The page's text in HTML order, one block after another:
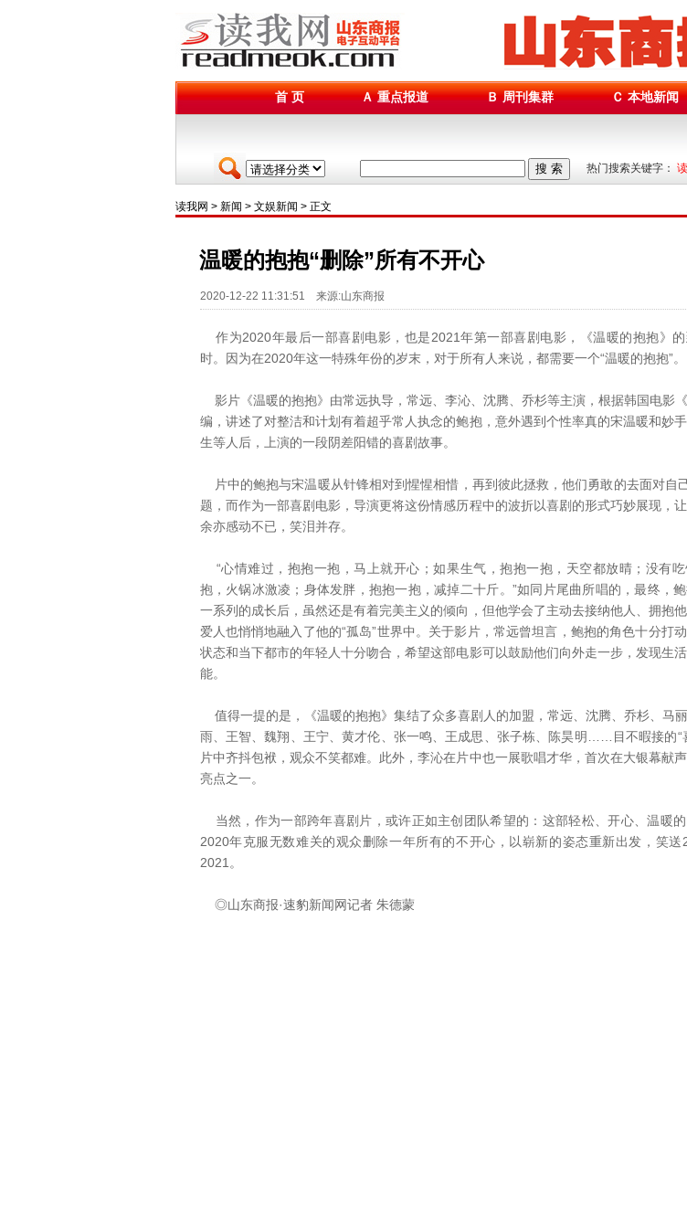
首 页 Ａ 重点报道 Ｂ 周刊集群 Ｃ 本地新闻
搜 索 热门搜索关键字：
读我网 > 新闻 > 文娱新闻 > 正文
温暖的抱抱“删除”所有不开心
2020-12-22 11:31:51 来源:山东商报
作为2020年最后一部喜剧电影，也是2021年第一部喜剧电影，《温暖的抱抱》
时。因为在2020年这一特殊年份的岁末，对于所有人来说，都需要一个“温暖的抱抱”。
影片《温暖的抱抱》由常远执导，常远、李沁、沈腾、乔杉等主演，根据韩国电影
编，讲述了对整洁和计划有着超乎常人执念的鲍抱，意外遇到个性率真的宋温暖和妙
生等人后，上演的一段阴差阳错的喜剧故事。
片中的鲍抱与宋温暖从针锋相对到惺惺相惜，再到彼此拯救，他们勇敢的去面对自
题，而作为一部喜剧电影，导演更将这份情感历程中的波折以喜剧的形式巧妙展现，
余亦感动不已，笑泪并存。
“心情难过，抱抱一抱，马上就开心；如果生气，抱抱一抱，天空都放晴；没有
抱，火锅冰激凌；身体发胖，抱抱一抱，减掉二十斤。”如同片尾曲所唱的，最终，
一系列的成长后，虽然还是有着完美主义的倾向，但他学会了主动去接纳他人、拥抱他
爱人也悄悄地融入了他的“孤岛”世界中。关于影片，常远曾坦言，鲍抱的角色十分打
状态和当下都市的年轻人十分吻合，希望这部电影可以鼓励他们向外走一步，发现生
能。
值得一提的是，《温暖的抱抱》集结了众多喜剧人的加盟，常远、沈腾、乔杉、马
雨、王智、魏翔、王宁、黄才伦、张一鸣、王成思、张子栋、陈昊明……目不暇接的“
片中齐抖包袱，观众不笑都难。此外，李沁在片中也一展歌唱才华，首次在大银幕献
亮点之一。
当然，作为一部跨年喜剧片，或许正如主创团队希望的：这部轻松、开心、温暖
2020年克服无数难关的观众删除一年所有的不开心，以崭新的姿态重新出发，笑送
2021。
◎山东商报·速豹新闻网记者 朱德蒙